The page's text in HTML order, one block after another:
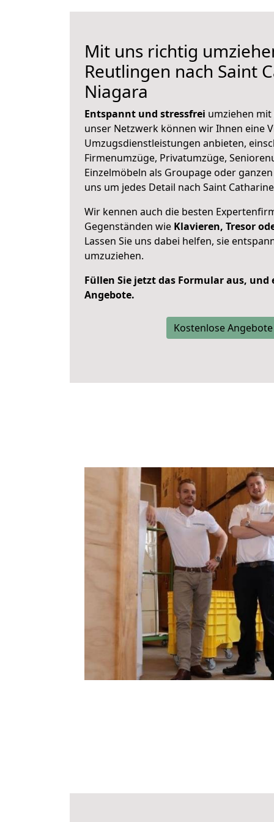
Mit uns richtig
Reutlingen nach Saint
Niagara
Entspannt und stressfrei umziehen mit
unser Netzwerk können wir Ihnen eine
Umzugsdienstleistungen anbieten,
Firmenumzüge, Privatumzüge,
Einzelmöbeln als Groupage oder
uns um jedes Detail nach Saint
Wir kennen auch die besten
Gegenständen wie Klavieren, Tresor
Lassen Sie uns dabei helfen, sie
umzuziehen.
Füllen Sie jetzt das Formular aus,
Angebote.
Kostenlose